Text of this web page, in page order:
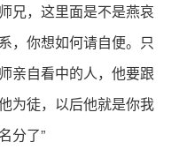
兄，这里面是不是燕哀
，你想如何请自便。只
亲自看中的人，他要跟
为徒，以后他就是你我
分了”